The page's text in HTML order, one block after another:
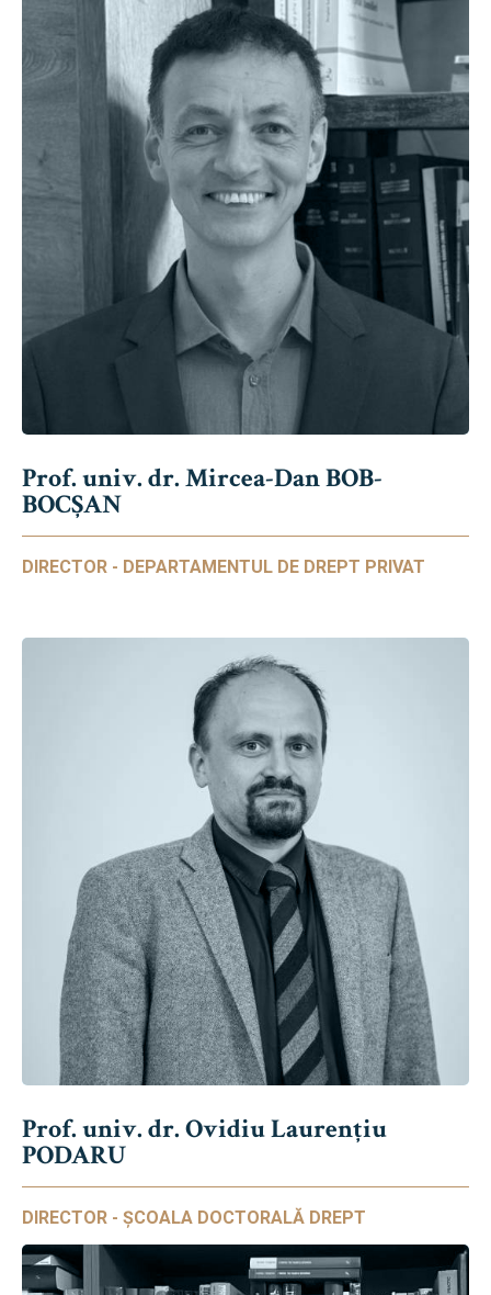
Prof. univ. dr. Mircea-Dan BOB-
BOCȘAN
DIRECTOR - DEPARTAMENTUL DE DREPT PRIVAT
Prof. univ. dr. Ovidiu Laurențiu
PODARU
DIRECTOR - ȘCOALA DOCTORALĂ DREPT